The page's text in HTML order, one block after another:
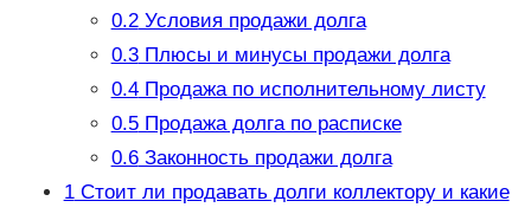
0.2Условия продажи долга
0.3Плюсы и минусы продажи долга
0.4Продажа по исполнительному листу
0.5Продажа долга по расписке
0.6Законность продажи долга
1Стоит ли продавать долги коллектору и какие